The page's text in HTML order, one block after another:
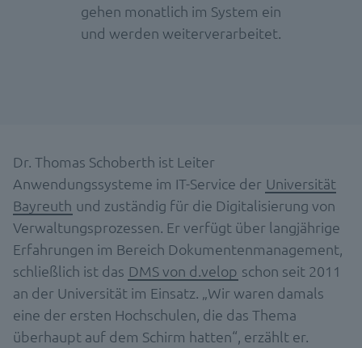
gehen monatlich im System ein
und werden weiterverarbeitet.
Dr. Thomas Schoberth ist Leiter
Anwendungssysteme im IT-Service der Universität
Bayreuth und zuständig für die Digitalisierung von
Verwaltungsprozessen. Er verfügt über langjährige
Erfahrungen im Bereich Dokumentenmanagement,
schließlich ist das DMS von d.velop schon seit 2011
an der Universität im Einsatz. „Wir waren damals
eine der ersten Hochschulen, die das Thema
überhaupt auf dem Schirm hatten“, erzählt er.